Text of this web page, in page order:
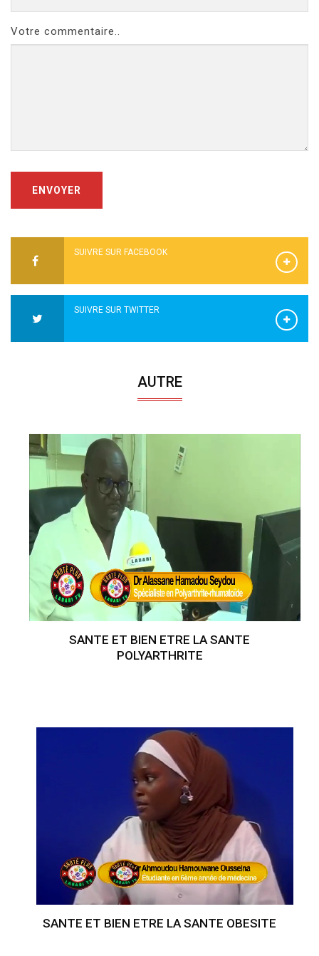
Votre commentaire..
ENVOYER
SUIVRE SUR FACEBOOK
SUIVRE SUR TWITTER
AUTRE
SANTE ET BIEN ETRE LA SANTE
POLYARTHRITE
SANTE ET BIEN ETRE LA SANTE OBESITE